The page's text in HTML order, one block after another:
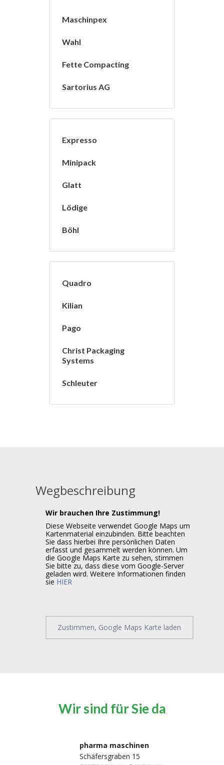
Maschinpex
Wahl
Fette Compacting
Sartorius AG
Expresso
Minipack
Glatt
Lödige
Böhl
Quadro
Kilian
Pago
Christ Packaging
Systems
Schleuter
Wir sind für Sie da
pharma maschinen
Schäfersgraben 15
Wegbeschreibung
Wir brauchen Ihre Zustimmung!
Diese Webseite verwendet Google Maps um
Kartenmaterial einzubinden. Bitte beachten
Sie dass hierbei Ihre persönlichen Daten
erfasst und gesammelt werden können. Um
die Google Maps Karte zu sehen, stimmen
Sie bitte zu, dass diese vom Google-Server
geladen wird. Weitere Informationen finden
sie HIER
Zustimmen, Google Maps Karte laden